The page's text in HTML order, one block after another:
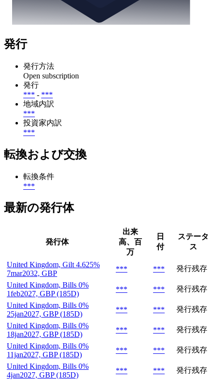
発行
発行方法
Open subscription
発行
*** - ***
地域内訳
***
投資家内訳
***
転換および交換
転換条件
***
最新の発行体
発行体
出来
高、百
万
日
付
ステータ
ス
United Kingdom, Gilt 4.625%
7mar2032, GBP
*** ***
発行残存
United Kingdom, Bills 0%
1feb2027, GBP (185D)
*** ***
発行残存
United Kingdom, Bills 0%
25jan2027, GBP (185D)
*** ***
発行残存
United Kingdom, Bills 0%
18jan2027, GBP (185D)
*** ***
発行残存
United Kingdom, Bills 0%
11jan2027, GBP (185D)
*** ***
発行残存
United Kingdom, Bills 0%
4jan2027, GBP (185D)
*** ***
発行残存